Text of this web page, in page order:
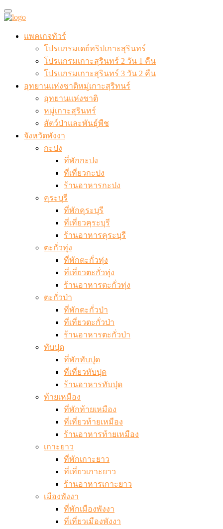
แพคเกจทัวร์
โปรแกรมเดย์ทริปเกาะสุรินทร์
โปรแกรมเกาะสุรินทร์ 2 วัน 1 คืน
โปรแกรมเกาะสุรินทร์ 3 วัน 2 คืน
อุทยานแห่งชาติหมู่เกาะสุริทนร์
อุทยานแห่งชาติ
หมู่เกาะสุรินทร์
สัตว์ป่าและพันธุ์พืช
จังหวัดพังงา
กะปง
ที่พักกะปง
ที่เที่ยวกะปง
ร้านอาหารกะปง
คุระบุรี
ที่พักคุระบุรี
ที่เที่ยวคุระบุรี
ร้านอาหารคุระบุรี
ตะกั่วทุ่ง
ที่พักตะกั่วทุ่ง
ที่เที่ยวตะกั่วทุ่ง
ร้านอาหารตะกั่วทุ่ง
ตะกั่วป่า
ที่พักตะกั่วป่า
ที่เที่ยวตะกั่วป่า
ร้านอาหารตะกั่วป่า
ทับปุด
ที่พักทับปุด
ที่เที่ยวทับปุด
ร้านอาหารทับปุด
ท้ายเหมือง
ที่พักท้ายเหมือง
ที่เที่ยวท้ายเหมือง
ร้านอาหารท้ายเหมือง
เกาะยาว
ที่พักเกาะยาว
ที่เที่ยวเกาะยาว
ร้านอาหารเกาะยาว
เมืองพังงา
ที่พักเมืองพังงา
ที่เที่ยวเมืองพังงา